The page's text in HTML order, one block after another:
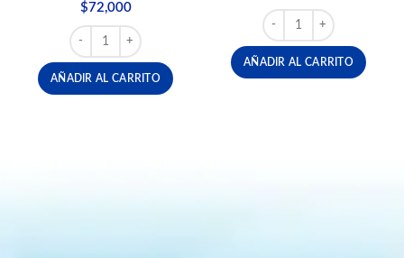
$72,000
HUEVO KINDER JOY X12 UNID X240G cantidad
AÑADIR AL CARRITO
HERSHEYS SYRUP 1,36
AÑADIR AL CARRITO